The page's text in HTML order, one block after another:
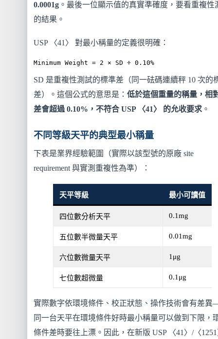
0.0001g。最後一位顯示值的真實準確度，要看重複性
的結果。
USP 〈41〉 對最小稱量的定義很明確：
Minimum Weight = 2 × SD ÷ 0.10%
SD 是重複性測試的標準差（同一砝碼連續秤 10 次的
差）。這個公式的意思是： 低於這個重量的稱量，相
差會超過 0.10%，不符合 USP 〈41〉 的允收要求。
不同等級天平的典型最小稱量
下表是業界經驗範圍（實際以該型號的原廠 site
requirement 與實測重複性為準）：
天平等級 最小可讀值
四位數分析天平 0.1mg
五位數半微量天平 0.01mg
六位數微量天平 1μg
七位數超微量 0.1μg
實際數字依環境條件、校正狀態、操作技術會有差
同一台天平在環境條件好時最小稱量可以做到下限，
條件差時要往上漂。因此，在新版 USP 〈41〉/〈